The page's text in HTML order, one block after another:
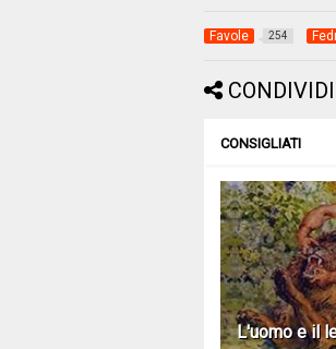
Favole 254
CONDIVIDI
CONSIGLIATI
L'uomo e il